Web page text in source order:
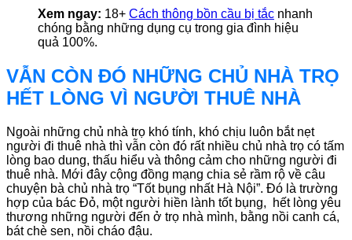
Xem ngay: 18+ Cách thông bồn cầu bị tắc nhanh
chóng bằng những dụng cụ trong gia đình hiệu
quả 100%.
VẪN CÒN ĐÓ NHỮNG CHỦ NHÀ TRỌ
HẾT LÒNG VÌ NGƯỜI THUÊ NHÀ
Ngoài những chủ nhà trọ khó tính, khó chịu luôn bắt nẹt
người đi thuê nhà thì vẫn còn đó rất nhiều chủ nhà trọ có tấm
lòng bao dung, thấu hiểu và thông cảm cho những người đi
thuê nhà. Mới đây cộng đồng mạng chia sẻ rầm rộ về câu
chuyện bà chủ nhà trọ “Tốt bụng nhất Hà Nội”. Đó là trường
hợp của bác Đỏ, một người hiền lành tốt bụng, hết lòng yêu
thương những người đến ở trọ nhà mình, bằng nồi canh cá,
bát chè sen, nồi cháo đậu.